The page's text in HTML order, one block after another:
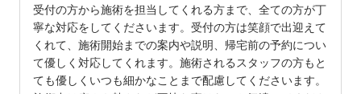
受付の方から施術を担当してくれる方まで、全ての方が丁
寧な対応をしてくださいます。受付の方は笑顔で出迎えて
くれて、施術開始までの案内や説明、帰宅前の予約につい
て優しく対応してくれます。施術されるスタッフの方もと
ても優しくいつも細かなことまで配慮してくださいます。